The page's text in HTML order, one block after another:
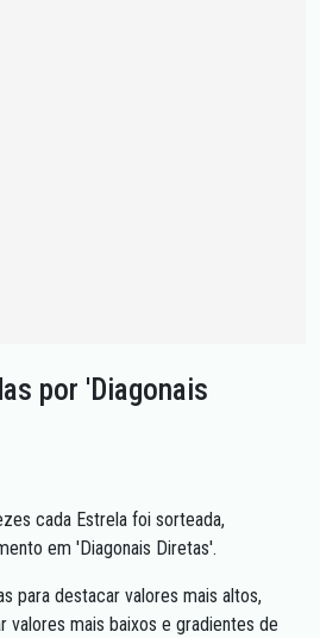
por 'Diagonais
cada Estrela foi sorteada,
em 'Diagonais Diretas'.
para destacar valores mais altos,
valores mais baixos e gradientes de